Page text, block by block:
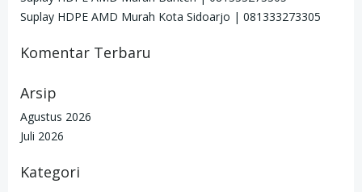
Suplay HDPE AMD Murah Kota Sidoarjo | 081333273305
Komentar Terbaru
Arsip
Agustus 2026
Juli 2026
Kategori